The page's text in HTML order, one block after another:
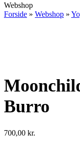
Webshop
Forside » Webshop »
Burro
700,00 kr.